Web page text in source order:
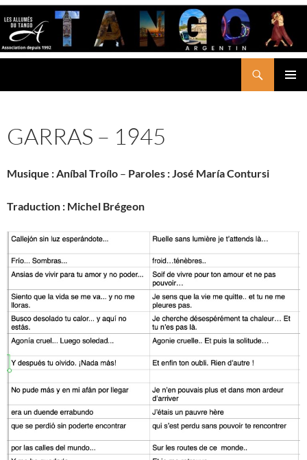
Aller
au
contenu
GARRAS – 1945
Musique :Aníbal Troílo – Paroles :José María Contursi
Traduction : Michel Brégeon